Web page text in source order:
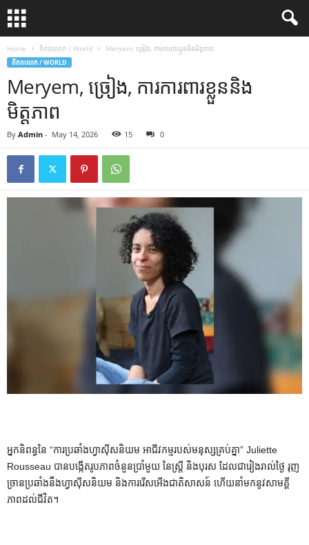
Home ពិភពលោក / World Meryem, ច្រៀង, ការការពារខ្លួននិងមិត្តភាព
ពិភពលោក / WORLD
Meryem, ច្រៀង, ការការពារខ្លួននិង
មិត្តភាព
By Admin - May 14, 2026 15 0
អ្នកនិពន្ធនៃ “ការប្រឆាំងហ្វាស៊ីសនិយម អាជីវកម្មរបស់មនុស្សគ្រប់គ្នា” Juliette
Rousseau បានបង្កើតរូបភាពចំនួនប្រាំមួយ នៃស្ត្រី និងបុរស ដែលជារៀងរាល់ថ្ងៃ រុញ
ច្រានប្រឆាំងនឹងហ្វាស៊ីសនិយម និងការរើសអើងជាតិសាសន៍ ហើយនាំមកនូវសាមគ្គី
ភាពដល់ជីវិត។